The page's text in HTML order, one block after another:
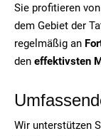
Sie profitieren
dem Gebiet der
regelmäßig an
den effektivsten
Wir unterstützen